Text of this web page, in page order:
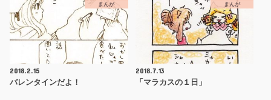
まんが
2018.2.15
バレンタインだよ！
まんが
2018.7.13
「マラカスの１日」